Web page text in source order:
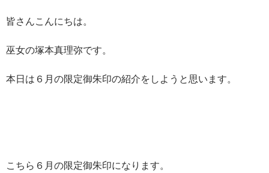
皆さんこんにちは。
巫女の塚本真理弥です。
本日は６月の限定御朱印の紹介をしようと思います。
こちら６月の限定御朱印になります。